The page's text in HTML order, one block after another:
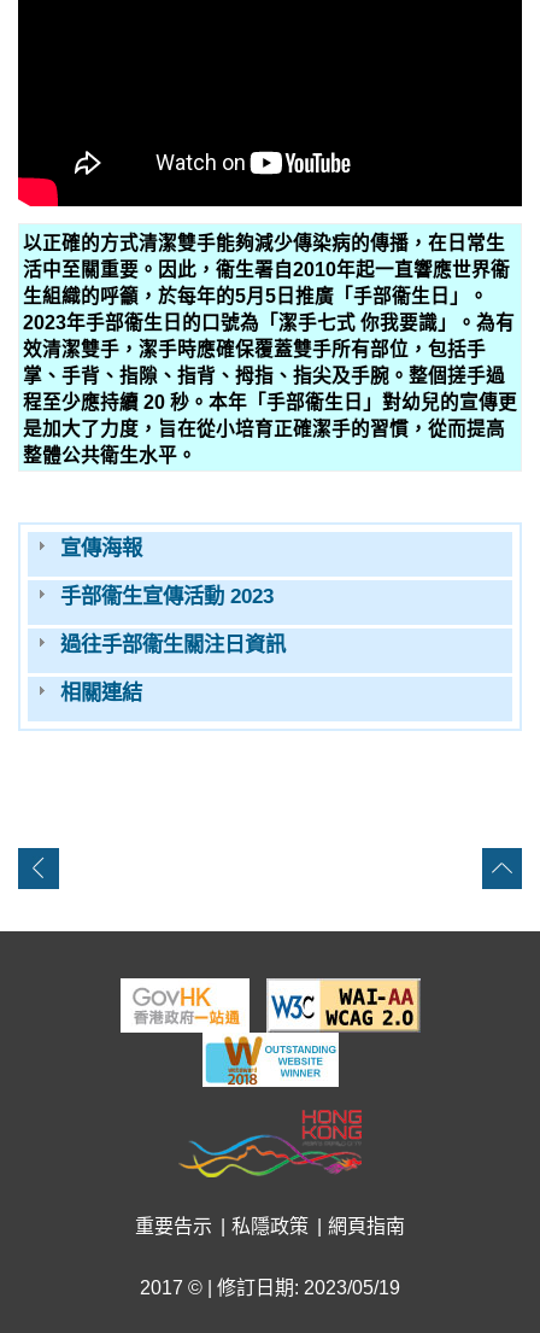
以正確的方式清潔雙手能夠減少傳染病的傳播，在日常生
活中至關重要。因此，衞生署自2010年起一直響應世界衞
生組織的呼籲，於每年的5月5日推廣「手部衞生日」。
2023年手部衞生日的口號為「潔手七式 你我要識」。為有
效清潔雙手，潔手時應確保覆蓋雙手所有部位，包括手
掌、手背、指隙、指背、拇指、指尖及手腕。整個搓手過
程至少應持續 20 秒。本年「手部衞生日」對幼兒的宣傳更
是加大了力度，旨在從小培育正確潔手的習慣，從而提高
整體公共衛生水平。
宣傳海報
手部衞生宣傳活動 2023
過往手部衞生關注日資訊
相關連結
重要告示 私隱政策 網頁指南
2017 © | 修訂日期: 2023/05/19